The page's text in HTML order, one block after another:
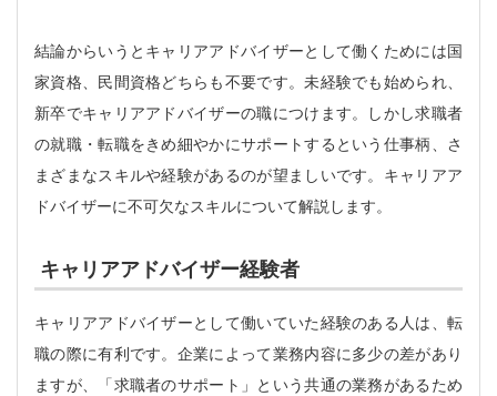
結論からいうとキャリアアドバイザーとして働くためには国
家資格、民間資格どちらも不要です。未経験でも始められ、
新卒でキャリアアドバイザーの職につけます。しかし求職者
の就職・転職をきめ細やかにサポートするという仕事柄、さ
まざまなスキルや経験があるのが望ましいです。キャリアア
ドバイザーに不可欠なスキルについて解説します。
キャリアアドバイザー経験者
キャリアアドバイザーとして働いていた経験のある人は、転
職の際に有利です。企業によって業務内容に多少の差があり
ますが、「求職者のサポート」という共通の業務があるため